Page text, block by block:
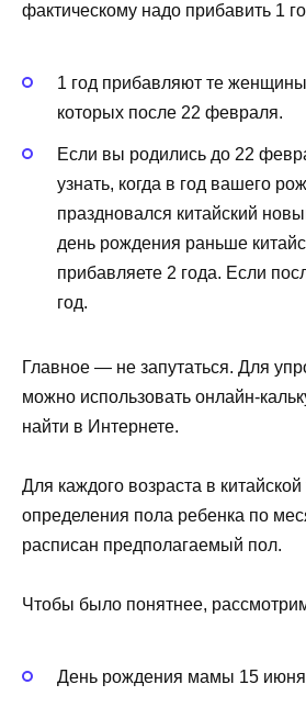
фактическому надо прибавить 1
1 год прибавляют те
которых после 22 февраля.
Если вы родились до 22
узнать, когда в год вашего
праздновался китайский
день рождения раньше
прибавляете 2 года. Если
год.
Главное — не запутаться. Для
можно использовать онлайн-
найти в Интернете.
Для каждого возраста в
определения пола ребенка по
расписан предполагаемый пол.
Чтобы было понятнее,
День рождения мамы 15 июня